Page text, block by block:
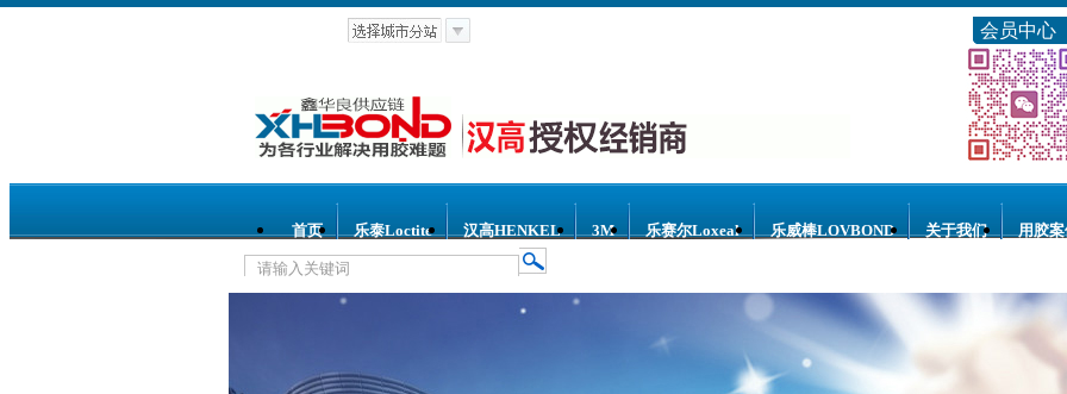
会员中心
首页 乐泰Loctite 汉高HENKEL 3M 乐赛尔Loxeal 乐威棒LOVBOND 关于我们 用胶
热门关键词： 乐泰胶水 汉高胶水 乐赛尔胶水 3M胶水 乐威棒胶水 乐泰点胶设备